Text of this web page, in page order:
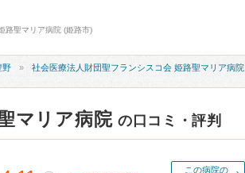
路聖マリア病院 (姫路市)
野 社会医療法人財団聖フランシスコ会 姫路聖マリア病院
マリア病院 の口コミ・評判
この病院の